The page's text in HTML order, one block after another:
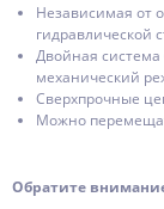
Независимая от
гидравлической
Двойная система
механический
Сверхпрочные
Можно
Обратите